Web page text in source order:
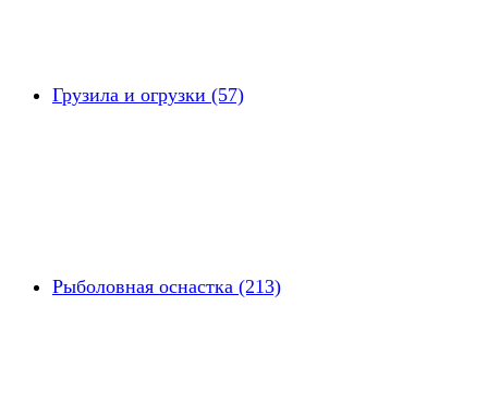
Грузила и огрузки (57)
Рыболовная оснастка (213)